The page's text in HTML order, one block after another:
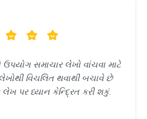
સમાચાર લેખો વાંચવા માટે
વિચલિત થવાથી બચાવે છે
પર ધ્યાન કેન્દ્રિત કરી શકું.